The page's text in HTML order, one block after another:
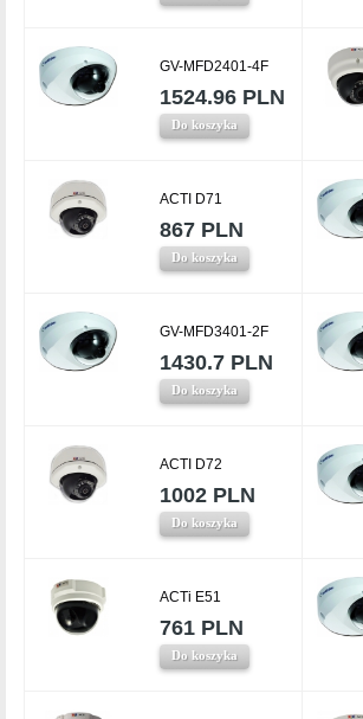
GV-MFD2401-4F
1524.96 PLN
Do koszyka
ACTI D71
867 PLN
Do koszyka
GV-MFD3401-2F
1430.7 PLN
Do koszyka
ACTI D72
1002 PLN
Do koszyka
ACTi E51
761 PLN
Do koszyka